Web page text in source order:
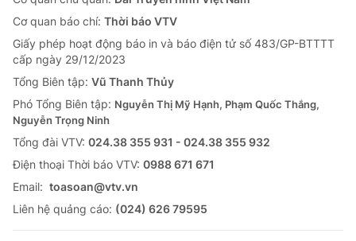
Cơ quan báo chí: Thời báo VTV
Giấy phép hoạt động báo in và báo điện tử số 483/GP-BTTTT
cấp ngày 29/12/2023
Tổng Biên tập: Vũ Thanh Thủy
Phó Tổng Biên tập: Nguyễn Thị Mỹ Hạnh, Phạm Quốc Thắng,
Nguyễn Trọng Ninh
Tổng đài VTV: 024.38 355 931 - 024.38 355 932
Ðiện thoại Thời báo VTV: 0988 671 671
Email: toasoan@vtv.vn
Liên hệ quảng cáo: (024) 626 79595